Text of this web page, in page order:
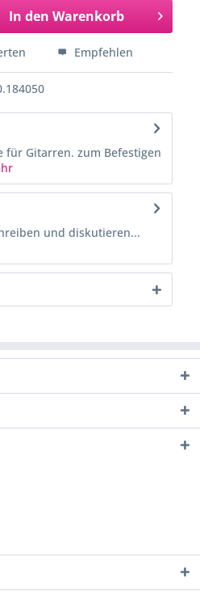
In den Warenkorb
Empfehlen
für Gitarren. zum Befestigen
und diskutieren...